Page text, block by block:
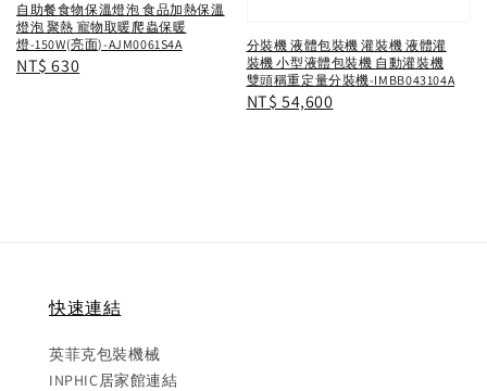
自助餐食物保溫燈泡 食品加熱保溫
燈泡 聚熱 寵物取暖爬蟲保暖
燈-150W(亮面)-AJM0061S4A
Regular
NT$ 630
分裝機 液體包裝機 灌裝機 液體灌
裝機 小型液體包裝機 自動灌裝機
雙頭稱重定量分裝機-IMBB043104A
Regular
NT$ 54,600
快速連結
英菲克包裝機械
INPHIC居家館連結